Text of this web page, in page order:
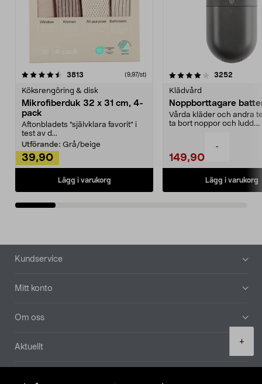
-
+
3813 (9,97/st)
Köksrengöring & disk
Mikrofiberduk 32 x 31 cm, 4-
pack
Aftonbladets "självklara favorit” i
test av d...
Utförande: Grå/beige
39,90
Lägg i varukorg
4.0av 5 stjärnor 3252
Klädvård
Noppborttagare
Vårda kläder och andra
ta bort noppor och ludd.
149,90
Lägg i varukorg
4.5av 5 stjärnor
Sidfot
Kundservice
Mitt konto
Om oss
Aktuellt